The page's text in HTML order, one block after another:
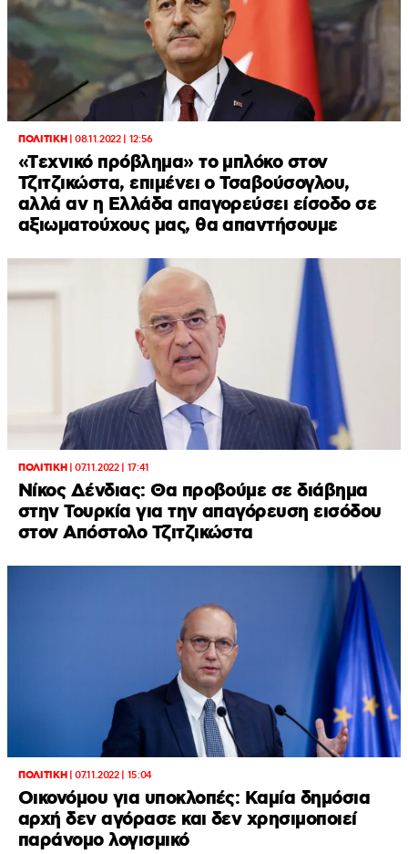
ΠΟΛΙΤΙΚΗ|08.11.2022 | 12:56
«Tεχνικό πρόβλημα» τo μπλόκο στον
Τζιτζικώστα, επιμένει ο Τσαβούσογλου,
αλλά αν η Ελλάδα απαγορεύσει είσοδο σε
αξιωματούχους μας, θα απαντήσουμε
ΠΟΛΙΤΙΚΗ|07.11.2022 | 17:41
Νίκος Δένδιας: Θα προβούμε σε διάβημα
στην Τουρκία για την απαγόρευση εισόδου
στον Απόστολο Τζιτζικώστα
ΠΟΛΙΤΙΚΗ|07.11.2022 | 15:04
Οικονόμου για υποκλοπές: Καμία δημόσια
αρχή δεν αγόρασε και δεν χρησιμοποιεί
παράνομο λογισμικό